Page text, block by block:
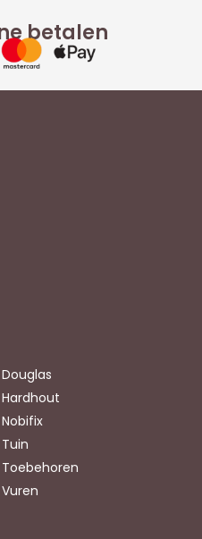
betalen
Douglas
Hardhout
Nobifix
Tuin
Toebehoren
Vuren